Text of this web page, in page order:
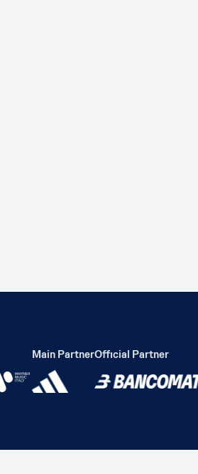
Main PartnerOfficial Partner